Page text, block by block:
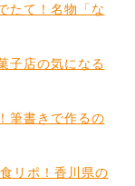
たて！名物「な
子店の気になる
筆書きで作るの
リポ！香川県の